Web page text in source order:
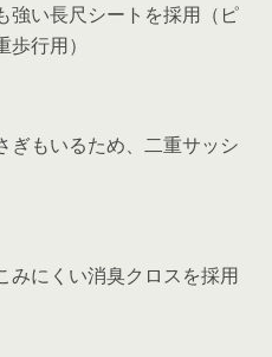
い長尺シートを採用（ピ
行用）
もいるため、二重サッシ
にくい消臭クロスを採用